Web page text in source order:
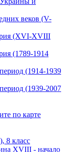
веков (V-
(XVI-XVIII
(1789-1914
(1914-1939
(1939-2007
по карте
8 класс
XVIII - начало